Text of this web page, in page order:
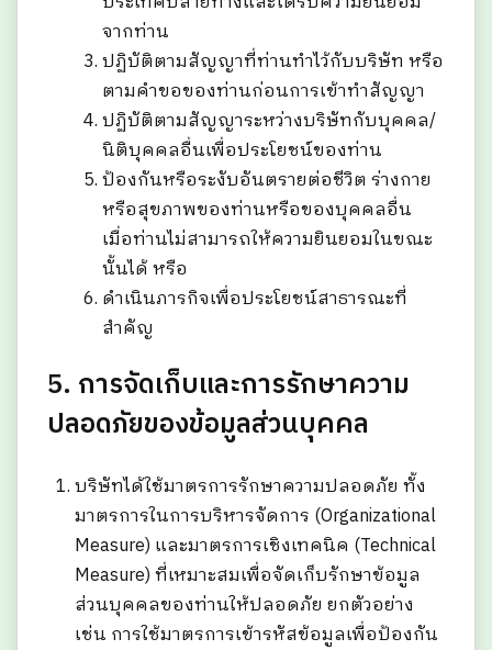
จากท่าน
ปฏิบัติตามสัญญาที่ท่านทำไว้กับบริษัท หรือ
ตามคำขอของท่านก่อนการเข้าทำสัญญา
ปฏิบัติตามสัญญาระหว่างบริษัทกับบุคคล/
นิติบุคคลอื่นเพื่อประโยชน์ของท่าน
ป้องกันหรือระงับอันตรายต่อชีวิต ร่างกาย
หรือสุขภาพของท่านหรือของบุคคลอื่น
เมื่อท่านไม่สามารถให้ความยินยอมในขณะ
นั้นได้ หรือ
ดำเนินภารกิจเพื่อประโยชน์สาธารณะที่
สำคัญ
5. การจัดเก็บและการรักษาความ
ปลอดภัยของข้อมูลส่วนบุคคล
บริษัทได้ใช้มาตรการรักษาความปลอดภัย ทั้ง
มาตรการในการบริหารจัดการ (Organizational
Measure) และมาตรการเชิงเทคนิค (Technical
Measure) ที่เหมาะสมเพื่อจัดเก็บรักษาข้อมูล
ส่วนบุคคลของท่านให้ปลอดภัย ยกตัวอย่าง
เช่น การใช้มาตรการเข้ารหัสข้อมูลเพื่อป้องกัน